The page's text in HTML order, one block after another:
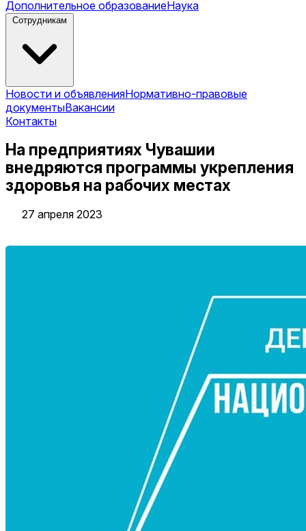
Дополнительное образованиеНаука
Сотрудникам
Новости и объявленияНормативно-правовые
документыВакансии
Контакты
На предприятиях Чувашии
внедряются программы укрепления
здоровья на рабочих местах
27 апреля 2023